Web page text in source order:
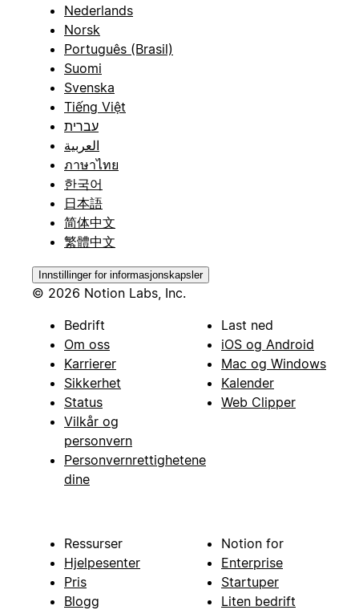
Nederlands
Norsk
Português (Brasil)
Suomi
Svenska
Tiếng Việt
עברית
العربية
ภาษาไทย
한국어
日本語
简体中文
繁體中文
Innstillinger for informasjonskapsler
© 2026 Notion Labs, Inc.
Bedrift
Om oss
Karrierer
Sikkerhet
Status
Vilkår og
personvern
Personvernrettighetene
dine
Last ned
iOS og Android
Mac og Windows
Kalender
Web Clipper
Ressurser
Hjelpesenter
Pris
Blogg
Notion for
Enterprise
Startuper
Liten bedrift